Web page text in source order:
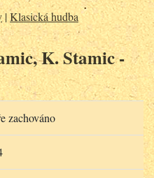
|Klasická hudba
K. Stamic -
zachováno